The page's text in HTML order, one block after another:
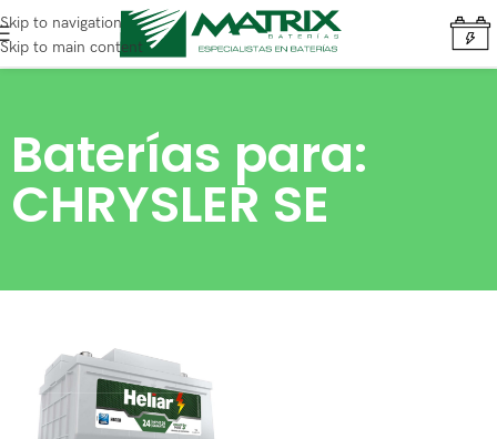
Skip to navigation
Skip to main content
Baterías para:
CHRYSLER SE